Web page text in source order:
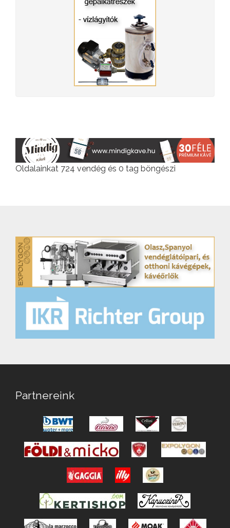
Oldalainkat 724 vendég és 0 tag böngészi
Partnereink